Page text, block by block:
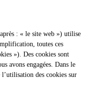
: « le site web ») utilise
toutes ces
»). Des cookies sont
avons engagées. Dans le
des cookies sur